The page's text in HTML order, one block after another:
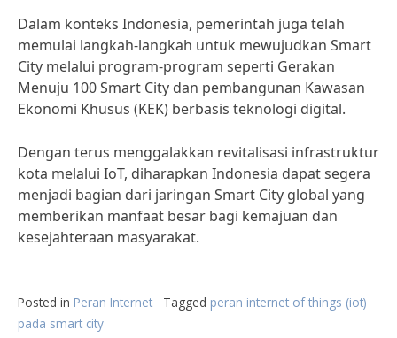
Dalam konteks Indonesia, pemerintah juga telah
memulai langkah-langkah untuk mewujudkan Smart
City melalui program-program seperti Gerakan
Menuju 100 Smart City dan pembangunan Kawasan
Ekonomi Khusus (KEK) berbasis teknologi digital.
Dengan terus menggalakkan revitalisasi infrastruktur
kota melalui IoT, diharapkan Indonesia dapat segera
menjadi bagian dari jaringan Smart City global yang
memberikan manfaat besar bagi kemajuan dan
kesejahteraan masyarakat.
Posted in Peran Internet Tagged peran internet of things (iot)
pada smart city